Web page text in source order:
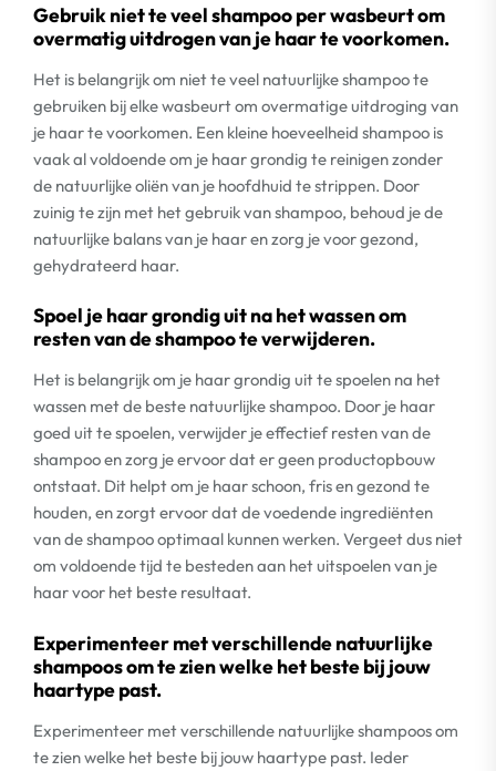
Gebruik niet te veel shampoo per wasbeurt om
overmatig uitdrogen van je haar te voorkomen.
Het is belangrijk om niet te veel natuurlijke shampoo te
gebruiken bij elke wasbeurt om overmatige uitdroging van
je haar te voorkomen. Een kleine hoeveelheid shampoo is
vaak al voldoende om je haar grondig te reinigen zonder
de natuurlijke oliën van je hoofdhuid te strippen. Door
zuinig te zijn met het gebruik van shampoo, behoud je de
natuurlijke balans van je haar en zorg je voor gezond,
gehydrateerd haar.
Spoel je haar grondig uit na het wassen om
resten van de shampoo te verwijderen.
Het is belangrijk om je haar grondig uit te spoelen na het
wassen met de beste natuurlijke shampoo. Door je haar
goed uit te spoelen, verwijder je effectief resten van de
shampoo en zorg je ervoor dat er geen productopbouw
ontstaat. Dit helpt om je haar schoon, fris en gezond te
houden, en zorgt ervoor dat de voedende ingrediënten
van de shampoo optimaal kunnen werken. Vergeet dus niet
om voldoende tijd te besteden aan het uitspoelen van je
haar voor het beste resultaat.
Experimenteer met verschillende natuurlijke
shampoos om te zien welke het beste bij jouw
haartype past.
Experimenteer met verschillende natuurlijke shampoos om
te zien welke het beste bij jouw haartype past. Ieder